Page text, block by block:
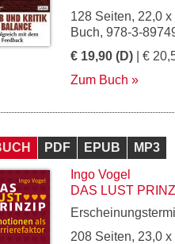
128 Seiten, 22,0 x
Buch, 978-3-
€ 19,90 (D) | €
Zum Buch
PDF EPUB
MP3
Ingo Vogel
DAS LUST
208 Seiten, 23,0 x